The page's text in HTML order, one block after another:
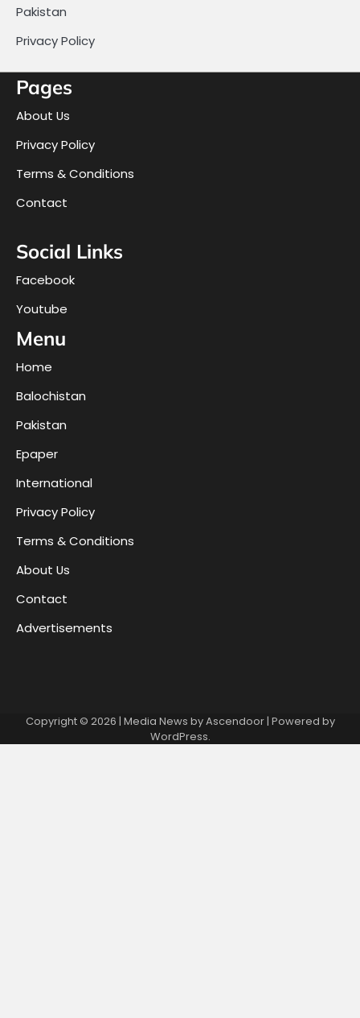
Pakistan
Privacy Policy
Pages
About Us
Privacy Policy
Terms & Conditions
Contact
Social Links
Facebook
Youtube
Menu
Home
Balochistan
Pakistan
Epaper
International
Privacy Policy
Terms & Conditions
About Us
Contact
Advertisements
Copyright © 2026 | Media News byAscendoor| Powered by
WordPress.